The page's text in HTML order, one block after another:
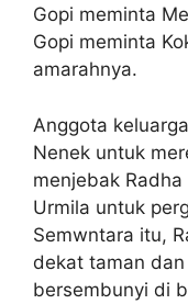
Gopi meminta
Gopi meminta
amarahnya.
Anggota
Nenek untuk
menjebak
Urmila untuk
Semwntara itu,
dekat taman
bersembunyi di